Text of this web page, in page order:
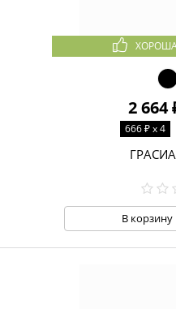
2 664
666 ₽ x 4
В корзину